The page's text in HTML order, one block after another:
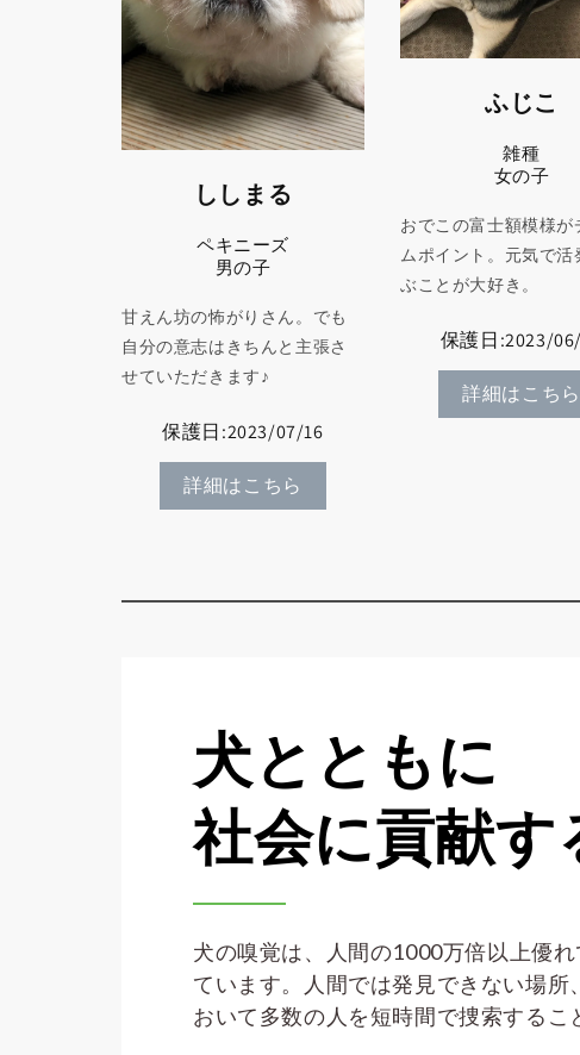
ししまる
ペキニーズ
男の子
甘えん坊の怖がりさん。でも
自分の意志はきちんと主張さ
せていただきます♪
保護日:2023/07/16
詳細はこちら
ふじこ
雑種
女の子
おでこの富士額模様が
ムポイント。元気で活
ぶことが大好き。
保護日:2023/
詳細はこちら
犬とともに
社会に貢献す
犬の嗅覚は、人間の1000万倍以上優
ています。人間では発見できない場所
おいて多数の人を短時間で捜索するこ